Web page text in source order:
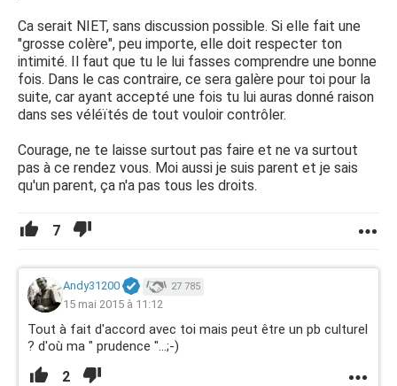
Ca serait NIET, sans discussion possible. Si elle fait une
"grosse colère", peu importe, elle doit respecter ton
intimité. Il faut que tu le lui fasses comprendre une bonne
fois. Dans le cas contraire, ce sera galère pour toi pour la
suite, car ayant accepté une fois tu lui auras donné raison
dans ses véléïtés de tout vouloir contrôler.
Courage, ne te laisse surtout pas faire et ne va surtout
pas à ce rendez vous. Moi aussi je suis parent et je sais
qu'un parent, ça n'a pas tous les droits.
7
Andy31200 27 785
15 mai 2015 à 11:12
Tout à fait d'accord avec toi mais peut être un pb culturel
? d'où ma " prudence "...;-)
2